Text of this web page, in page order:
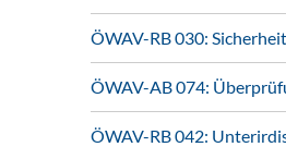
ÖWAV-RB 030:
ÖWAV-AB 074:
ÖWAV-RB 042: